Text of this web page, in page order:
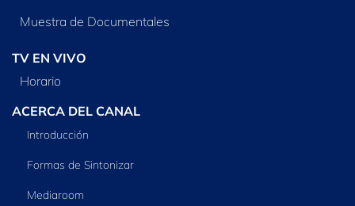
Muestra de Documentales
TV EN VIVO
Horario
ACERCA DEL CANAL
Introducción
Formas de Sintonizar
Mediaroom